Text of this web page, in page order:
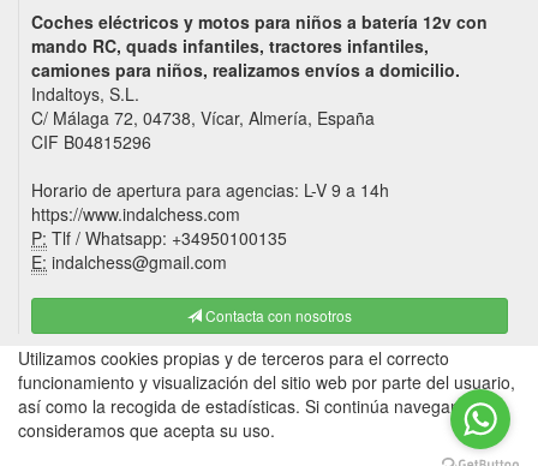
Coches eléctricos y motos para niños a batería 12v con
mando RC, quads infantiles, tractores infantiles,
camiones para niños, realizamos envíos a domicilio.
Indaltoys, S.L.
C/ Málaga 72, 04738, Vícar, Almería, España
CIF B04815296
Horario de apertura para agencias: L-V 9 a 14h
https://www.indalchess.com
P: Tlf / Whatsapp: +34950100135
E: indalchess@gmail.com
Contacta con nosotros
Utilizamos cookies propias y de terceros para el correcto
funcionamiento y visualización del sitio web por parte del usuario,
así como la recogida de estadísticas. Si continúa navegando,
consideramos que acepta su uso.